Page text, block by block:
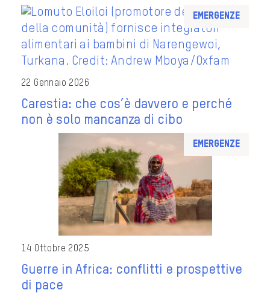
Emergenze
22 Gennaio 2026
Carestia: che cos’è davvero e perché
non è solo mancanza di cibo
Emergenze
14 Ottobre 2025
Guerre in Africa: conflitti e prospettive
di pace